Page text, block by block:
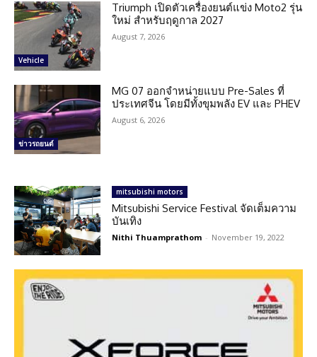
Vehicle
Triumph เปิดตัวเครื่องยนต์แข่ง Moto2 รุ่น
ใหม่ สำหรับฤดูกาล 2027
August 7, 2026
ข่าวรถยนต์
MG 07 ออกจำหน่ายแบบ Pre-Sales ที่
ประเทศจีน โดยมีทั้งขุมพลัง EV และ PHEV
August 6, 2026
mitsubishi motors
Mitsubishi Service Festival จัดเต็มความ
บันเทิง
Nithi Thuamprathom - November 19, 2022